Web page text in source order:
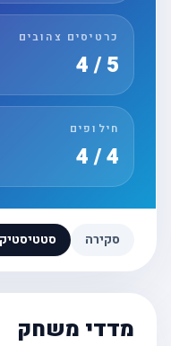
כרטיסים צהובים
חילופים
סקירה סטטיסטיקה
מדדי משחק